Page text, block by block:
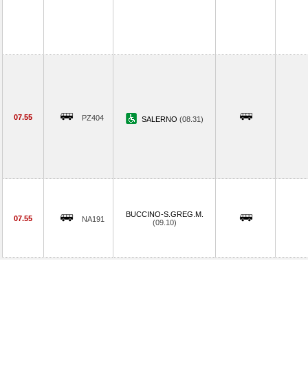
07.55 PZ404 SALERNO (08.31)
07.55 NA191
BUCCINO-S.GREG.M.
(09.10)